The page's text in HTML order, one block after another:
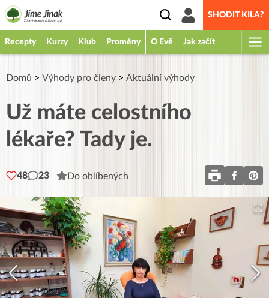
SHODIT KILA?
Recepty Kurzy Klub Proměny O Evě Jak začít
Domů > Výhody pro členy > Aktuální výhody
Už máte celostního
lékaře? Tady je.
48 23 Do oblíbených